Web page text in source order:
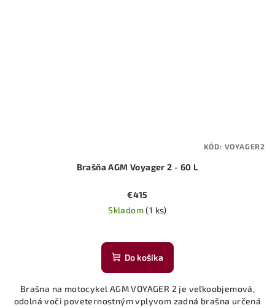
Brašňa AGM Voyager 2 - 60 L
€415
Skladom(1 ks)
Do košíka
Brašna na motocykel AGM VOYAGER 2 je veľkoobjemová,
odolná voči poveternostným vplyvom zadná brašna určená
KÓD: VOYAGER2